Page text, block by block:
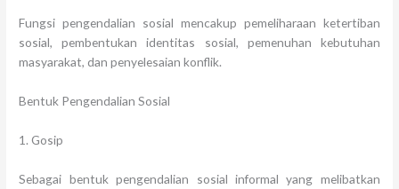
Fungsi pengendalian sosial mencakup pemeliharaan ketertiban
sosial, pembentukan identitas sosial, pemenuhan kebutuhan
masyarakat, dan penyelesaian konflik.
Bentuk Pengendalian Sosial
1. Gosip
Sebagai bentuk pengendalian sosial informal yang melibatkan